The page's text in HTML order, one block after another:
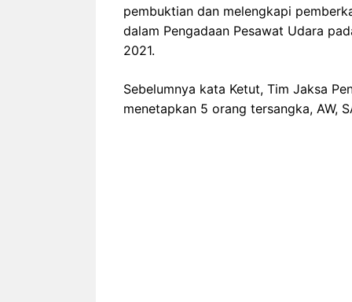
pembuktian dan melengkapi
dalam Pengadaan Pesawat Udara
2021.
Sebelumnya kata Ketut, Tim Jaksa
menetapkan 5 orang tersangka, AW,